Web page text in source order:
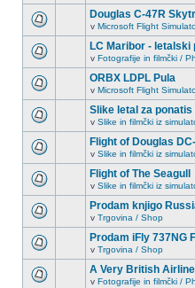
Douglas C-47R
v Microsoft Flight
LC Maribor - letalski
v Fotografije in filmčki /
ORBX LDPL Pula
v Microsoft Flight
Slike letal za
v Slike in filmčki iz
Flight of Douglas
v Slike in filmčki iz
Flight of The Seagull
v Slike in filmčki iz
Prodam knjigo
v Trgovina / Shop
Prodam iFly 737NG
v Trgovina / Shop
A Very British Airline
v Fotografije in filmčki /